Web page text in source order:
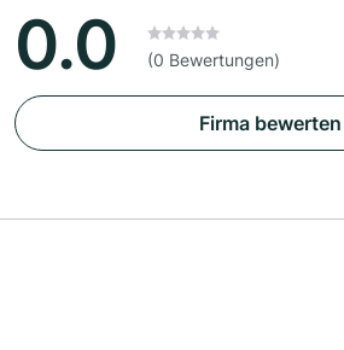
0.0 (0 Bewertungen)
Firma bewerten